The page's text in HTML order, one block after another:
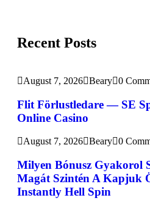
Recent Posts
August 7, 2026 Beary 0
Flit Förlustledare — SE
Online Casino
August 7, 2026 Beary 0
Milyen Bónusz Gyakorol
Magát Szintén A Kapjuk
Instantly Hell Spin